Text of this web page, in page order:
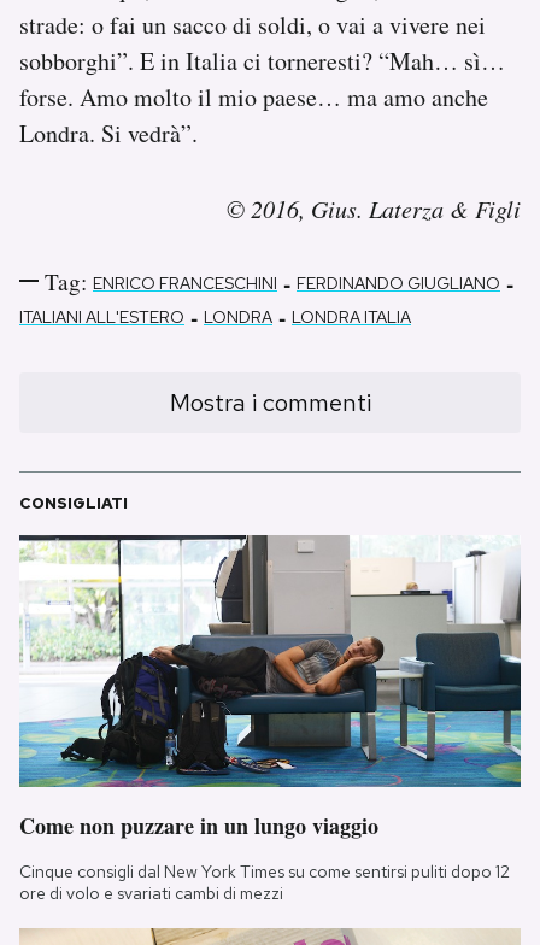
strade: o fai un sacco di soldi, o vai a vivere nei
sobborghi”. E in Italia ci torneresti? “Mah… sì…
forse. Amo molto il mio paese… ma amo anche
Londra. Si vedrà”.
© 2016, Gius. Laterza & Figli
Tag: ENRICO FRANCESCHINI - FERDINANDO GIUGLIANO -
ITALIANI ALL'ESTERO - LONDRA - LONDRA ITALIA
Mostra i commenti
CONSIGLIATI
Come non puzzare in un lungo viaggio
Cinque consigli dal New York Times su come sentirsi puliti dopo 12
ore di volo e svariati cambi di mezzi